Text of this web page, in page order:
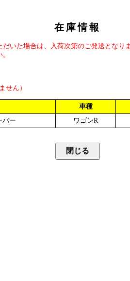
在庫情報
いた場合は、入荷次第のご発送となり
せん）
車種
バー
ワゴンR